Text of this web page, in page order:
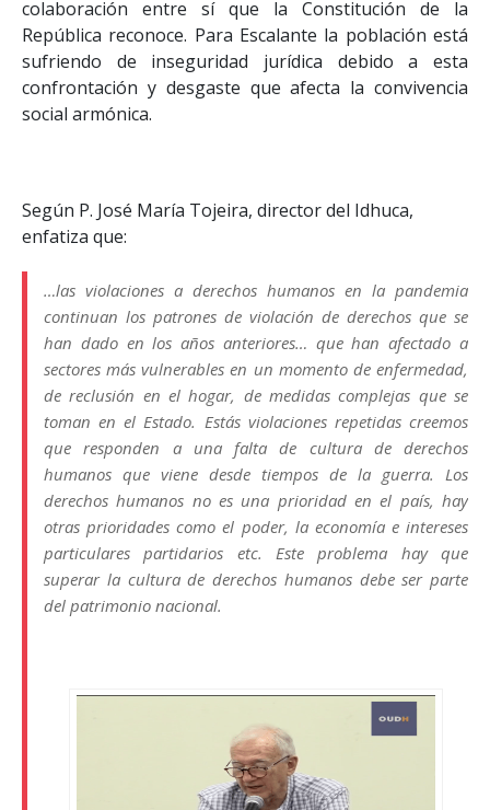
colaboración entre sí que la Constitución de la
República reconoce. Para Escalante la población está
sufriendo de inseguridad jurídica debido a esta
confrontación y desgaste que afecta la convivencia
social armónica.
Según P. José María Tojeira, director del Idhuca,
enfatiza que:
…las violaciones a derechos humanos en la pandemia
continuan los patrones de violación de derechos que se
han dado en los años anteriores… que han afectado a
sectores más vulnerables en un momento de enfermedad,
de reclusión en el hogar, de medidas complejas que se
toman en el Estado. Estás violaciones repetidas creemos
que responden a una falta de cultura de derechos
humanos que viene desde tiempos de la guerra. Los
derechos humanos no es una prioridad en el país, hay
otras prioridades como el poder, la economía e intereses
particulares partidarios etc. Este problema hay que
superar la cultura de derechos humanos debe ser parte
del patrimonio nacional.